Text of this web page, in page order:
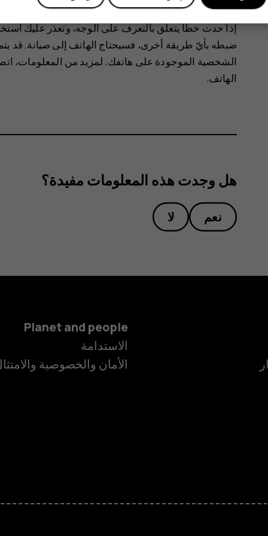
الهواتف الذكية
Terra M
لإلغاء قفل هاتفك، ما عليك سوى تشغيل الشاشة والنظر
إذا حدث خطأ يتعلق بالتعرف على الوجه، وتعذر عليك
ضبطه بأيّ طريقة أخرى، فسيحتاج الهاتف إلى صيانة.‬ قد
الشخصية الموجودة على هاتفك. لمزيد من المعلومات،
الهاتف.
هل وجدت هذه المعلومات مفيدة؟
نعم لا
Planet and people
الاستدامة
الأمان والخصوصية